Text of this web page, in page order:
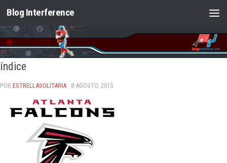
Saltar al contenido
Blog Interference
índice
POR ESTRELLASOLITARIA · 8 AGOSTO, 2015